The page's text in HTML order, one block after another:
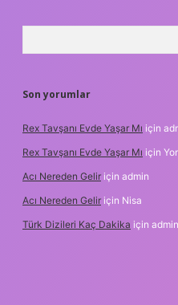
Son yorumlar
Rex Tavşanı Evde Yaşar Mı için
Rex Tavşanı Evde Yaşar Mı için
Acı Nereden Gelir için admin
Acı Nereden Gelir için Nisa
Türk Dizileri Kaç Dakika için admin